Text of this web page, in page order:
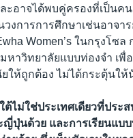
ละอาจได้พบคู่ครองที่เป็น
งการการศึกษาเช่นอาจาร
Women’s ในกรุงโซล
หาวิทยาลัยแบบท่องจำ เพื่
ให้ถูกต้อง ไม่ได้กระตุ้นให้
ต้ไม่ใช่ประเทศเดียวที่ประ
ญี่ปุ่นด้วย และการเรียนแบ